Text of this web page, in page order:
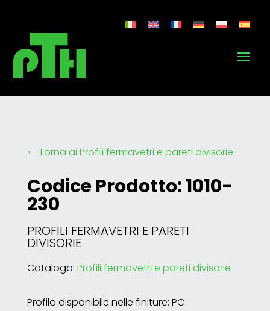
# Torna ai Profili fermavetri e pareti divisorie
Codice Prodotto: 1010-
230
PROFILI FERMAVETRI E PARETI
DIVISORIE
Catalogo: Profili fermavetri e pareti divisorie
Profilo disponibile nelle finiture: PC